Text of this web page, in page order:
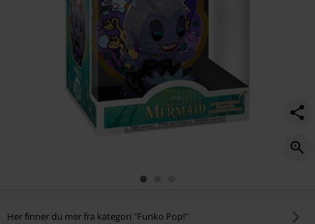
Her finner du mer fra kategori "Funko Pop!"